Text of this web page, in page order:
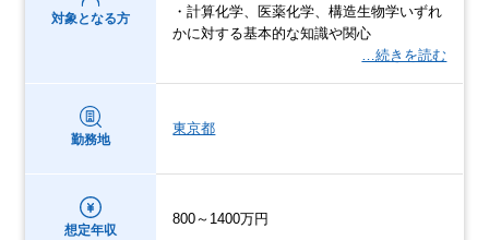
対象となる方
・計算化学、医薬化学、構造生物学いずれ
かに対する基本的な知識や関心
…続きを読む
勤務地
東京都
想定年収
800～1400万円